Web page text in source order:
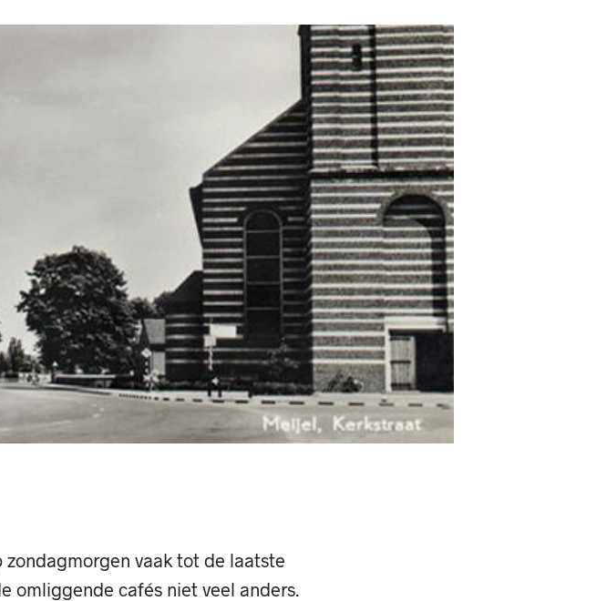
zondagmorgen vaak tot de laatste
omliggende cafés niet veel anders.